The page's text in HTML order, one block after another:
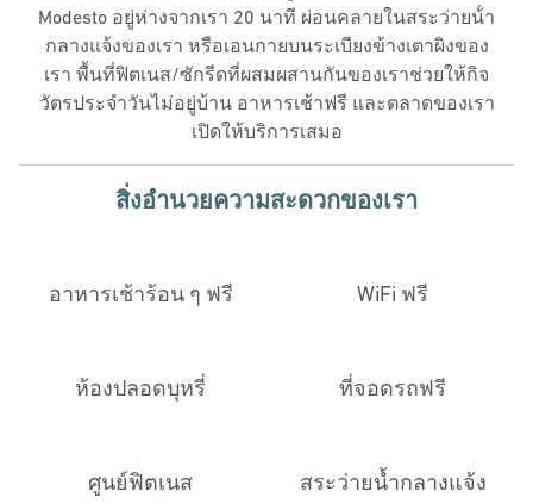
Modesto อยู่ห่างจากเรา 20 นาที ผ่อนคลายในสระว่ายน้ํา
กลางแจ้งของเรา หรือเอนกายบนระเบียงข้างเตาผิงของ
เรา พื้นที่ฟิตเนส/ซักรีดที่ผสมผสานกันของเราช่วยให้กิจ
วัตรประจําวันไม่อยู่บ้าน อาหารเช้าฟรี และตลาดของเรา
เปิดให้บริการเสมอ
สิ่งอํานวยความสะดวกของเรา
อาหารเช้าร้อน ๆ ฟรี WiFi ฟรี
ห้องปลอดบุหรี่ ที่จอดรถฟรี
ศูนย์ฟิตเนส สระว่ายน้ำกลางแจ้ง